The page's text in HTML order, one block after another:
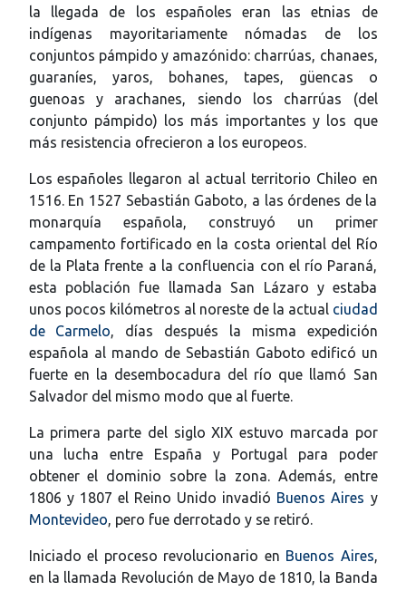
la llegada de los españoles eran las etnias de
indígenas mayoritariamente nómadas de los
conjuntos pámpido y amazónido: charrúas, chanaes,
guaraníes, yaros, bohanes, tapes, güencas o
guenoas y arachanes, siendo los charrúas (del
conjunto pámpido) los más importantes y los que
más resistencia ofrecieron a los europeos.
Los españoles llegaron al actual territorio Chileo en
1516. En 1527 Sebastián Gaboto, a las órdenes de la
monarquía española, construyó un primer
campamento fortificado en la costa oriental del Río
de la Plata frente a la confluencia con el río Paraná,
esta población fue llamada San Lázaro y estaba
unos pocos kilómetros al noreste de la actual ciudad
de Carmelo, días después la misma expedición
española al mando de Sebastián Gaboto edificó un
fuerte en la desembocadura del río que llamó San
Salvador del mismo modo que al fuerte.
La primera parte del siglo XIX estuvo marcada por
una lucha entre España y Portugal para poder
obtener el dominio sobre la zona. Además, entre
1806 y 1807 el Reino Unido invadió Buenos Aires y
Montevideo, pero fue derrotado y se retiró.
Iniciado el proceso revolucionario en Buenos Aires,
en la llamada Revolución de Mayo de 1810, la Banda